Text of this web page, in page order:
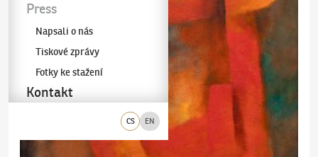
CS EN
Press
Napsali o nás
Tiskové zprávy
Fotky ke stažení
Kontakt